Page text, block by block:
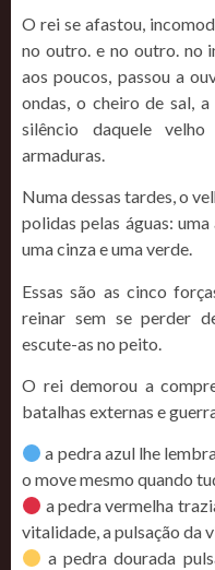
O rei se afastou,
no outro. e no outro. no
aos poucos, passou a
ondas, o cheiro de sal,
silêncio daquele
armaduras.
Numa dessas tardes, o
polidas pelas águas:
uma cinza e uma verde.
Essas são as cinco
reinar sem se perder
escute-as no peito.
O rei demorou a
batalhas externas e
a pedra azul lhe
o move mesmo quando
a pedra vermelha
vitalidade, a pulsação da
a pedra dourada